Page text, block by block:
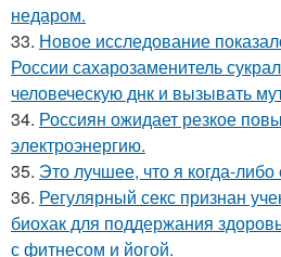
недаром.
33. Новое исследование
России сахарозаменитель
человеческую днк и вызывать
34. Россиян ожидает резкое
электроэнергию.
35. Это лучшее, что я когда-либо
36. Регулярный секс признан
биохак для поддержания
с фитнесом и йогой.